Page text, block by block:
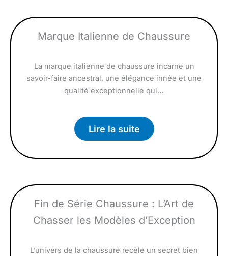
Marque Italienne de Chaussure
La marque italienne de chaussure incarne un
savoir-faire ancestral, une élégance innée et une
qualité exceptionnelle qui…
Lire la suite
Fin de Série Chaussure : L’Art de
Chasser les Modèles d’Exception
L’univers de la chaussure recèle un secret bien